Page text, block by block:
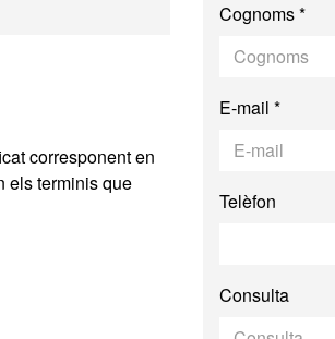
corresponent en
els terminis que
Cognoms *
E-mail *
Telèfon
Consulta